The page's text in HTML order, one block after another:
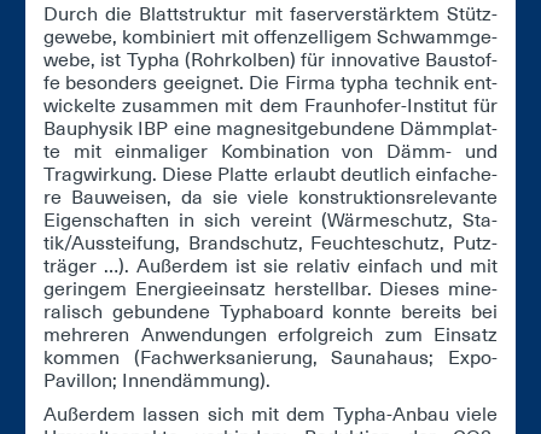
Durch die Blatt­struk­tur mit fa­ser­ver­stärk­tem Stütz­
ge­we­be, kom­bi­niert mit of­fen­zel­li­gem Schwamm­ge­
we­be, ist Ty­pha (Rohr­kol­ben) für in­no­va­ti­ve Bau­stof­
fe be­son­ders ge­eig­net. Die Fir­ma ty­pha tech­nik ent­
wi­ckel­te zu­sam­men mit dem Fraun­ho­fer-In­sti­tut für
Bau­phy­sik IBP ei­ne ma­gne­sit­ge­bun­de­ne Dämm­plat­
te mit ein­ma­li­ger Kom­bi­na­ti­on von Dämm- und
Trag­wir­kung. Die­se Plat­te er­laubt deut­lich ein­fa­che­
re Bau­wei­sen, da sie vie­le kon­struk­ti­ons­re­le­van­te
Ei­gen­schaf­ten in sich ver­eint (Wär­me­schutz, Sta­
tik/Aus­stei­fung, Brand­schutz, Feuch­teschutz, Putz­
trä­ger …). Au­ßer­dem ist sie re­la­tiv ein­fach und mit
ge­rin­gem En­er­gie­ein­satz her­stell­bar. Die­ses mi­ne­
ra­lisch ge­bun­de­ne Ty­pha­board konn­te be­reits bei
meh­re­ren An­wen­dun­gen er­folg­reich zum Ein­satz
kom­men (Fach­werk­sa­nie­rung, Sau­nah­aus; Ex­po-
Pa­vil­lon; In­nen­däm­mung).
Au­ßer­dem las­sen sich mit dem Ty­pha-An­bau vie­le